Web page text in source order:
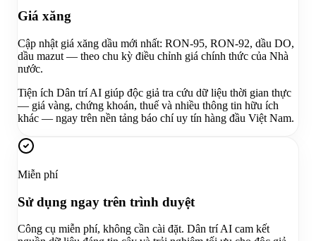
Giá xăng
Cập nhật giá xăng dầu mới nhất: RON-95, RON-92, dầu DO,
dầu mazut — theo chu kỳ điều chỉnh giá chính thức của Nhà
nước.
Tiện ích Dân trí AI giúp độc giả tra cứu dữ liệu thời gian thực
— giá vàng, chứng khoán, thuế và nhiều thông tin hữu ích
khác — ngay trên nền tảng báo chí uy tín hàng đầu Việt Nam.
Miễn phí
Sử dụng ngay trên trình duyệt
Công cụ miễn phí, không cần cài đặt. Dân trí AI cam kết